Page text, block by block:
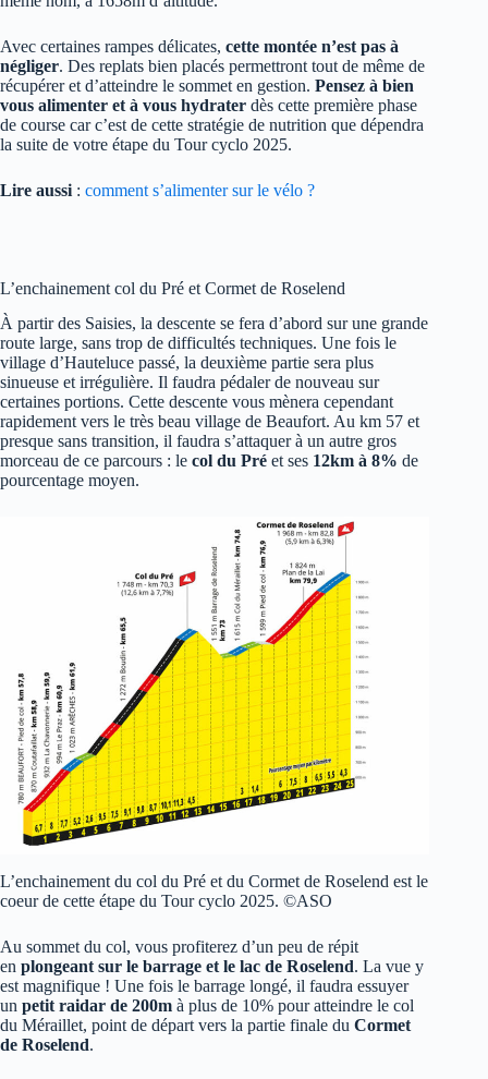
Avec certaines rampes délicates, cette montée n’est pas à
négliger. Des replats bien placés permettront tout de même de
récupérer et d’atteindre le sommet en gestion. Pensez à bien
vous alimenter et à vous hydrater dès cette première phase
de course car c’est de cette stratégie de nutrition que dépendra
la suite de votre étape du Tour cyclo 2025.
Lire aussi : comment s’alimenter sur le vélo ?
L’enchainement col du Pré et Cormet de Roselend
À partir des Saisies, la descente se fera d’abord sur une grande
route large, sans trop de difficultés techniques. Une fois le
village d’Hauteluce passé, la deuxième partie sera plus
sinueuse et irrégulière. Il faudra pédaler de nouveau sur
certaines portions. Cette descente vous mènera cependant
rapidement vers le très beau village de Beaufort. Au km 57 et
presque sans transition, il faudra s’attaquer à un autre gros
morceau de ce parcours : le col du Pré et ses 12km à 8% de
pourcentage moyen.
L’enchainement du col du Pré et du Cormet de Roselend est le
coeur de cette étape du Tour cyclo 2025. ©ASO
Au sommet du col, vous profiterez d’un peu de répit
en plongeant sur le barrage et le lac de Roselend. La vue y
est magnifique ! Une fois le barrage longé, il faudra essuyer
un petit raidar de 200m à plus de 10% pour atteindre le col
du Méraillet, point de départ vers la partie finale du Cormet
de Roselend.